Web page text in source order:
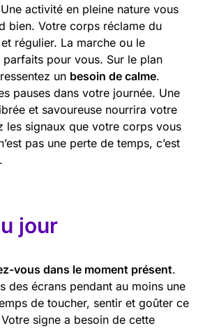
activité en pleine nature vous
bien. Votre corps réclame du
régulier. La marche ou le
parfaits pour vous. Sur le plan
un besoin de calme.
pauses dans votre journée. Une
et savoureuse nourrira votre
les signaux que votre corps vous
pas une perte de temps, c’est
jour
vous dans le moment présent.
des écrans pendant au moins une
de toucher, sentir et goûter ce
signe a besoin de cette